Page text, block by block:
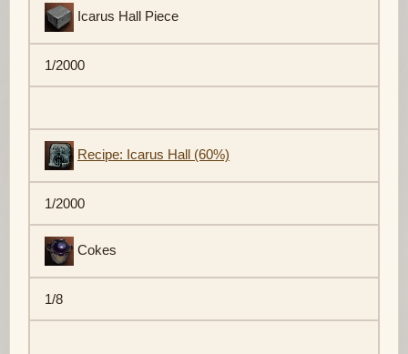
Icarus Hall Piece
1/2000
Recipe: Icarus Hall (60%)
1/2000
Cokes
1/8